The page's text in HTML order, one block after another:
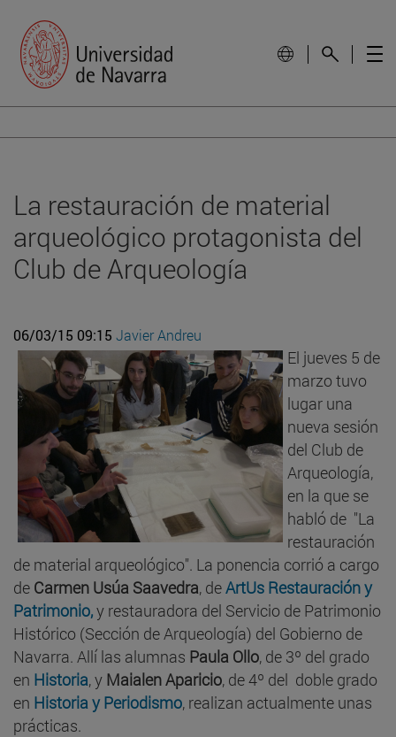
La restauración de material
arqueológico protagonista del
Club de Arqueología
06/03/15 09:15 Javier Andreu
El jueves 5 de
marzo tuvo
lugar una
nueva sesión
del Club de
Arqueología,
en la que se
habló de "La
restauración
de material arqueológico". La ponencia corrió a cargo
de Carmen Usúa Saavedra, deArtUs Restauración y
Patrimonio,y restauradora del Servicio de Patrimonio
Histórico (Sección de Arqueología) del Gobierno de
Navarra. Allí las alumnas Paula Ollo, de 3º del grado
en Historia, y Maialen Aparicio, de 4º del doble grado
en Historia y Periodismo, realizan actualmente unas
prácticas.